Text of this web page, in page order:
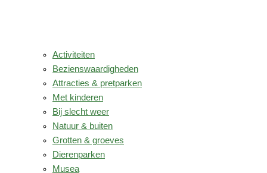
Activiteiten
Bezienswaardigheden
Attracties & pretparken
Met kinderen
Bij slecht weer
Natuur & buiten
Grotten & groeves
Dierenparken
Musea